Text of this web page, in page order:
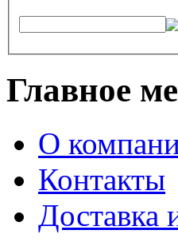
Главное
О
Контакты
Доставка